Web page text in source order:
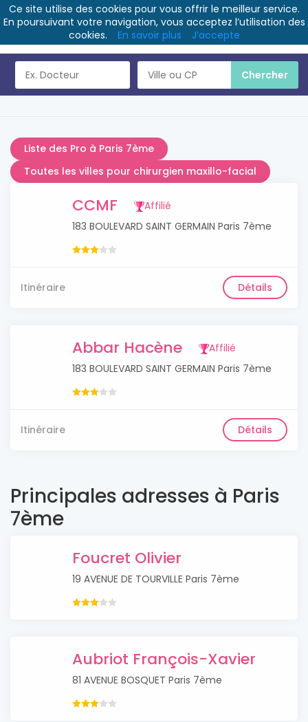
Liste des Pro à Paris 7ème
Toutes les villes pour chirurgien maxillo-facial
CCMF
Affilié
183 BOULEVARD SAINT GERMAIN Paris 7ème
Itinéraire Détails
Abbar Hacène
Affilié
183 BOULEVARD SAINT GERMAIN Paris 7ème
Itinéraire Détails
Principales adresses à Paris
7ème
Foucret Olivier
19 AVENUE DE TOURVILLE Paris 7ème
Aubriot François-Xavier
81 AVENUE BOSQUET Paris 7ème
Ce site utilise des cookies pour vous offrir le meilleur service.
En poursuivant votre navigation, vous acceptez l’utilisation des
cookies.
En savoir plus J’accepte